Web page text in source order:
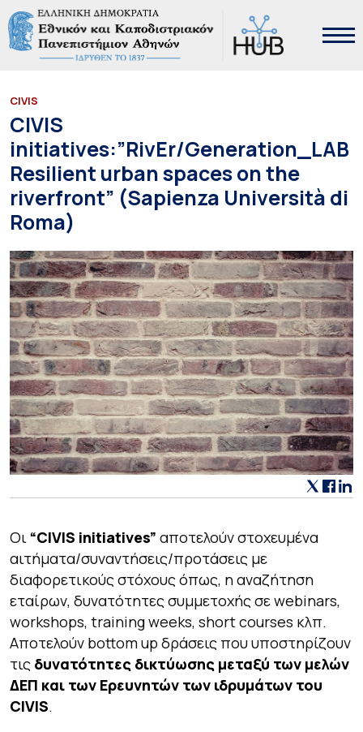
CIVIS
CIVIS
initiatives:”RivEr/Generation_LAB
Resilient urban spaces on the
riverfront” (Sapienza Università di
Roma)
Οι “CIVIS initiatives” αποτελούν στοχευμένα
αιτήματα/συναντήσεις/προτάσεις με
διαφορετικούς στόχους όπως, η αναζήτηση
εταίρων, δυνατότητες συμμετοχής σε webinars,
workshops, training weeks, short courses κλπ.
Αποτελούν bottom up δράσεις που υποστηρίζουν
τις δυνατότητες δικτύωσης μεταξύ των μελών
ΔΕΠ και των Ερευνητών των ιδρυμάτων του
CIVIS.